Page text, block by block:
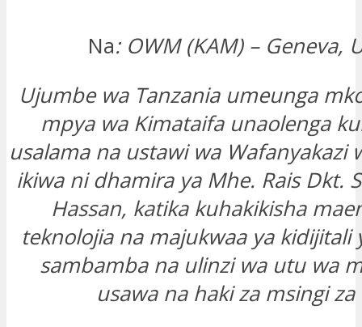
Na: OWM (KAM) – Geneva,
Ujumbe wa Tanzania umeunga
mpya wa Kimataifa unaolenga
usalama na ustawi wa Wafanyakazi
ikiwa ni dhamira ya Mhe. Rais Dkt.
Hassan, katika kuhakikisha
teknolojia na majukwaa ya kidijitali
sambamba na ulinzi wa utu wa
usawa na haki za msingi za